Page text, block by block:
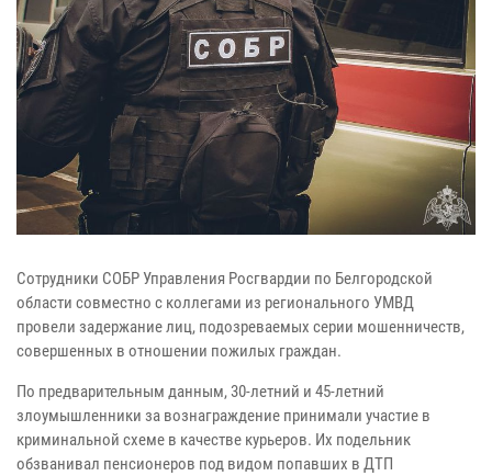
Сотрудники СОБР Управления Росгвардии по Белгородской
области совместно с коллегами из регионального УМВД
провели задержание лиц, подозреваемых серии мошенничеств,
совершенных в отношении пожилых граждан.
По предварительным данным, 30-летний и 45-летний
злоумышленники за вознаграждение принимали участие в
криминальной схеме в качестве курьеров. Их подельник
обзванивал пенсионеров под видом попавших в ДТП